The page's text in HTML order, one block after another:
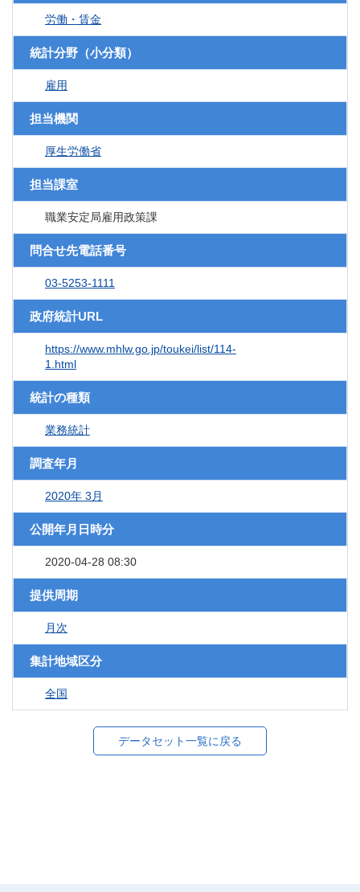
労働・賃金
統計分野（小分類）
雇用
担当機関
厚生労働省
担当課室
職業安定局雇用政策課
問合せ先電話番号
03-5253-1111
政府統計URL
https://www.mhlw.go.jp/toukei/list/114-
1.html
統計の種類
業務統計
調査年月
2020年 3月
公開年月日時分
2020-04-28 08:30
提供周期
月次
集計地域区分
全国
データセット一覧に戻る